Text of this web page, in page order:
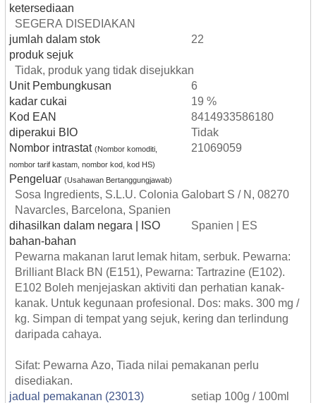
ketersediaan
SEGERA DISEDIAKAN
jumlah dalam stok
22
produk sejuk
Tidak, produk yang tidak disejukkan
Unit Pembungkusan
6
kadar cukai
19 %
Kod EAN
8414933586180
diperakui BIO
Tidak
Nombor intrastat (Nombor komoditi,
nombor tarif kastam, nombor kod, kod HS)
21069059
Pengeluar (Usahawan Bertanggungjawab)
Sosa Ingredients, S.L.U. Colonia Galobart S / N, 08270
Navarcles, Barcelona, Spanien
dihasilkan dalam negara | ISO
Spanien | ES
bahan-bahan
Pewarna makanan larut lemak hitam, serbuk. Pewarna:
Brilliant Black BN (E151), Pewarna: Tartrazine (E102).
E102 Boleh menjejaskan aktiviti dan perhatian kanak-
kanak. Untuk kegunaan profesional. Dos: maks. 300 mg /
kg. Simpan di tempat yang sejuk, kering dan terlindung
daripada cahaya.
Sifat: Pewarna Azo, Tiada nilai pemakanan perlu
disediakan.
jadual pemakanan (23013)
setiap 100g / 100ml